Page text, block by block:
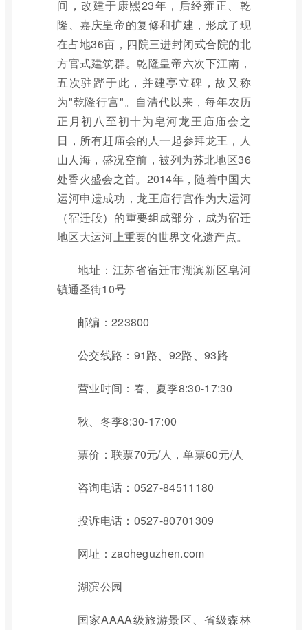
间，改建于康熙23年，后经雍正、乾
隆、嘉庆皇帝的复修和扩建，形成了现
在占地36亩，四院三进封闭式合院的北
方官式建筑群。乾隆皇帝六次下江南，
五次驻跸于此，并建亭立碑，故又称
为"乾隆行宫"。自清代以来，每年农历
正月初八至初十为皂河龙王庙庙会之
日，所有赶庙会的人一起参拜龙王，人
山人海，盛况空前，被列为苏北地区36
处香火盛会之首。2014年，随着中国大
运河申遗成功，龙王庙行宫作为大运河
（宿迁段）的重要组成部分，成为宿迁
地区大运河上重要的世界文化遗产点。
地址：江苏省宿迁市湖滨新区皂河
镇通圣街10号
邮编：223800
公交线路：91路、92路、93路
营业时间：春、夏季8:30-17:30
秋、冬季8:30-17:00
票价：联票70元/人，单票60元/人
咨询电话：0527-84511180
投诉电话：0527-80701309
网址：zaoheguzhen.com
湖滨公园
国家AAAA级旅游景区、省级森林